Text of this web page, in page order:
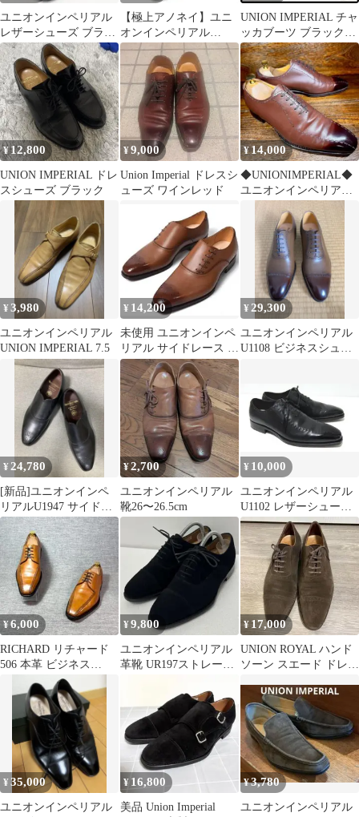
ユニオンインペリアル
レザーシューズ ブラッ
ク 26cmクラシック ト
ラッド
【極上アノネイ】ユニ
オンインペリアル
U1520 6.5 ストレートチ
ップ
UNION IMPERIAL チャ
ッカブーツ ブラック
U1120 8.5 本革
¥12,800
UNION IMPERIAL ドレ
スシューズ ブラック
¥9,000
Union Imperial ドレスシ
ューズ ワインレッド
¥ 14,000
◆UNIONIMPERIAL◆
ユニオンインペリアル
¥3,980
ユニオンインペリアル
UNION IMPERIAL 7.5
¥ 14,200
未使用 ユニオンインペ
リアル サイドレース シ
ューズ 24 EEE ブラウ
ン
¥29,300
ユニオンインペリアル
U1108 ビジネスシュー
¥ 24,780
[新品]ユニオンインペ
リアルU1947 サイドエ
ラスティクブラック7
25cm
¥2,700
ユニオンインペリアル
靴26〜26.5cm
¥ 10,000
ユニオンインペリアル
U1102 レザーシューズ
黒 6 EEE 革靴 日本製
¥6,000
RICHARD リチャード
506 本革 ビジネス
¥9,800
ユニオンインペリアル
革靴 UR197ストレート
¥ 17,000
UNION ROYAL ハンド
ソーン スエード ドレス
¥35,000
ユニオンインペリアル
¥ 16,800
美品 Union Imperial
¥3,780
ユニオンインペリアル